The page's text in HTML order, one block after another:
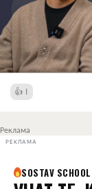
1
Реклама
РЕКЛАМА